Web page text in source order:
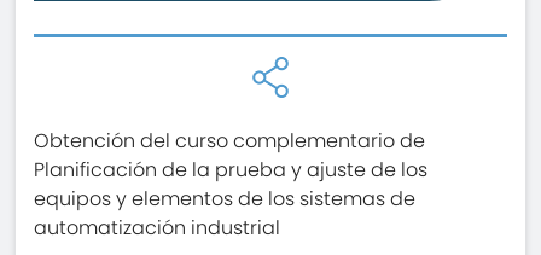
Obtención del curso complementario de
Planificación de la prueba y ajuste de los
equipos y elementos de los sistemas de
automatización industrial